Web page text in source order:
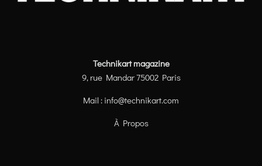
Technikart magazine
9, rue Mandar 75002 Paris
Mail : info@technikart.com
À Propos